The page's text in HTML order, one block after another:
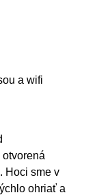
a wifi
Hoci sme v
ohriať a